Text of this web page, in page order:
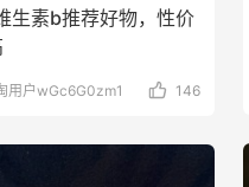
生素b推荐好物，性价
用户wGc6G0zm1 146
08月06日